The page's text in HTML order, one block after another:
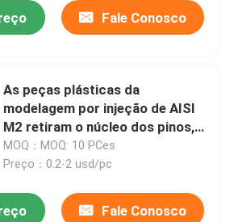
Fale Conosco
As peças plásticas da
modelagem por injeção de AISI
M2 retiram o núcleo dos pinos,
pinos de aço de alta velocidade
do núcleo da precisão do HSS
MOQ：MOQ: 10 PCes
Preço：0.2-2 usd/pc
Fale Conosco